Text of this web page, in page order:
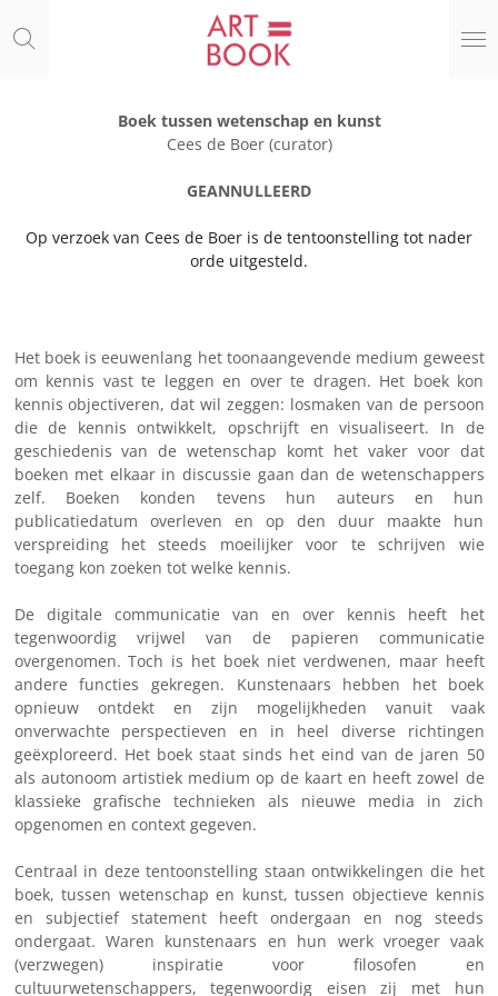
direct
Boek tussen wetenschap en kunst
Cees de Boer (curator)
GEANNULLEERD
Op verzoek van Cees de Boer is de tentoonstelling tot nader
orde uitgesteld.
Het boek is eeuwenlang het toonaangevende medium geweest
om kennis vast te leggen en over te dragen. Het boek kon
kennis objectiveren, dat wil zeggen: losmaken van de persoon
die de kennis ontwikkelt, opschrijft en visualiseert. In de
geschiedenis van de wetenschap komt het vaker voor dat
boeken met elkaar in discussie gaan dan de wetenschappers
zelf. Boeken konden tevens hun auteurs en hun
publicatiedatum overleven en op den duur maakte hun
verspreiding het steeds moeilijker voor te schrijven wie
toegang kon zoeken tot welke kennis.
De digitale communicatie van en over kennis heeft het
tegenwoordig vrijwel van de papieren communicatie
overgenomen. Toch is het boek niet verdwenen, maar heeft
andere functies gekregen. Kunstenaars hebben het boek
opnieuw ontdekt en zijn mogelijkheden vanuit vaak
onverwachte perspectieven en in heel diverse richtingen
geëxploreerd. Het boek staat sinds het eind van de jaren 50
als autonoom artistiek medium op de kaart en heeft zowel de
klassieke grafische technieken als nieuwe media in zich
opgenomen en context gegeven.
Centraal in deze tentoonstelling staan ontwikkelingen die het
boek, tussen wetenschap en kunst, tussen objectieve kennis
en subjectief statement heeft ondergaan en nog steeds
ondergaat. Waren kunstenaars en hun werk vroeger vaak
(verzwegen) inspiratie voor filosofen en
cultuurwetenschappers, tegenwoordig eisen zij met hun